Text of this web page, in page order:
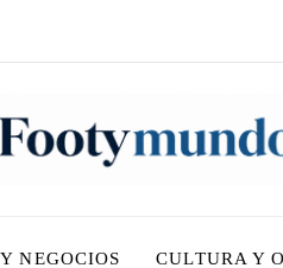
NEGOCIOS CULTURA Y